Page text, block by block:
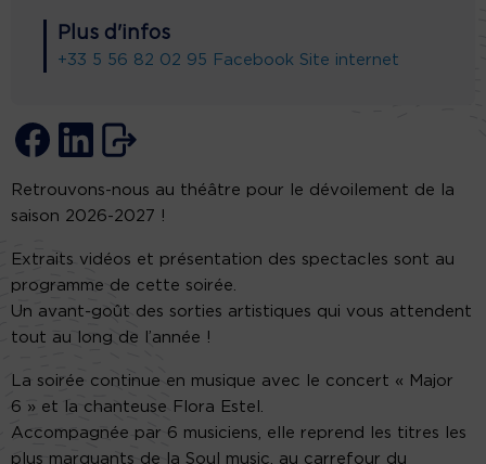
Plus d'infos
+33 5 56 82 02 95 Facebook Site internet
Retrouvons-nous au théâtre pour le dévoilement de la
saison 2026-2027 !
Extraits vidéos et présentation des spectacles sont au
programme de cette soirée.
Un avant-goût des sorties artistiques qui vous attendent
tout au long de l’année !
La soirée continue en musique avec le concert « Major
6 » et la chanteuse Flora Estel.
Accompagnée par 6 musiciens, elle reprend les titres les
plus marquants de la Soul music, au carrefour du